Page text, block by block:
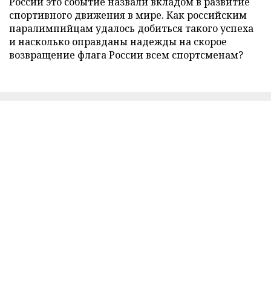
спортивного движения в мире. Как российским
паралимпийцам удалось добиться такого успеха
и насколько оправданы надежды на скорое
возвращение флага России всем спортсменам?